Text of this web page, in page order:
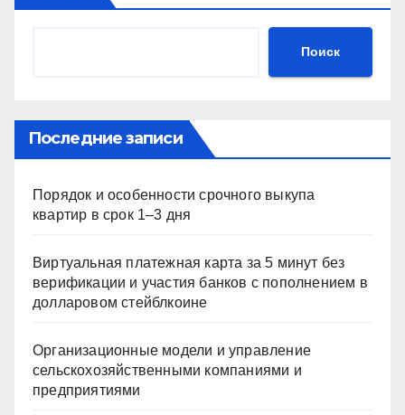
Поиск
Последние записи
Порядок и особенности срочного выкупа
квартир в срок 1–3 дня
Виртуальная платежная карта за 5 минут без
верификации и участия банков с пополнением в
долларовом стейблкоине
Организационные модели и управление
сельскохозяйственными компаниями и
предприятиями